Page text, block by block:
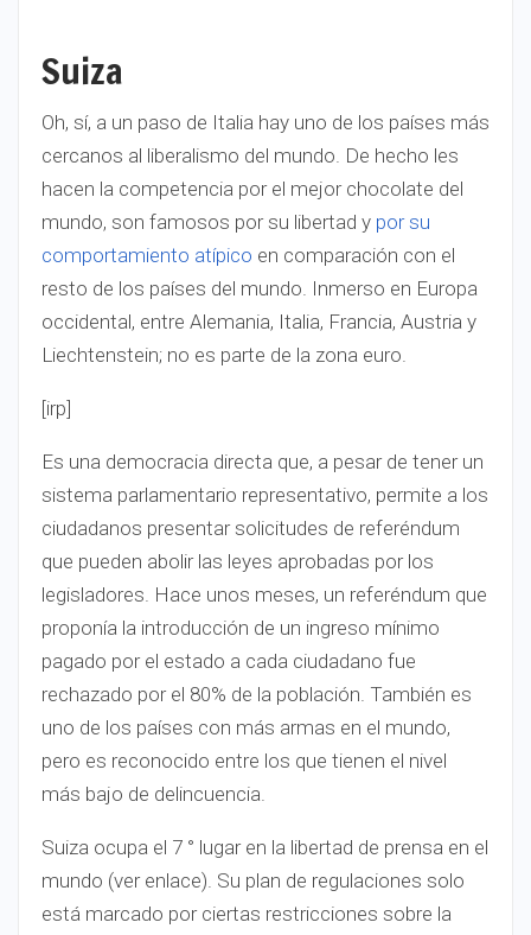
Suiza
Oh, sí, a un paso de Italia hay uno de los países más
cercanos al liberalismo del mundo. De hecho les
hacen la competencia por el mejor chocolate del
mundo, son famosos por su libertad y por su
comportamiento atípico en comparación con el
resto de los países del mundo. Inmerso en Europa
occidental, entre Alemania, Italia, Francia, Austria y
Liechtenstein; no es parte de la zona euro.
[irp]
Es una democracia directa que, a pesar de tener un
sistema parlamentario representativo, permite a los
ciudadanos presentar solicitudes de referéndum
que pueden abolir las leyes aprobadas por los
legisladores. Hace unos meses, un referéndum que
proponía la introducción de un ingreso mínimo
pagado por el estado a cada ciudadano fue
rechazado por el 80% de la población. También es
uno de los países con más armas en el mundo,
pero es reconocido entre los que tienen el nivel
más bajo de delincuencia.
Suiza ocupa el 7 ° lugar en la libertad de prensa en el
mundo (ver enlace). Su plan de regulaciones solo
está marcado por ciertas restricciones sobre la